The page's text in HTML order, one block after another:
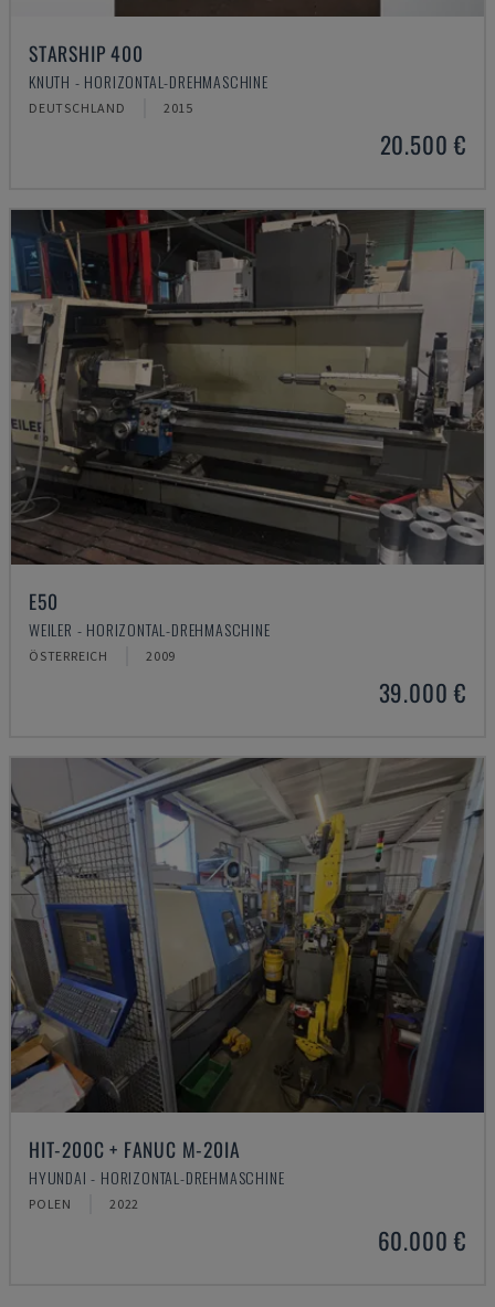
STARSHIP 400
KNUTH - HORIZONTAL-DREHMASCHINE
DEUTSCHLAND 2015
20.500 €
E50
WEILER - HORIZONTAL-DREHMASCHINE
ÖSTERREICH 2009
39.000 €
HIT-200C + FANUC M-20IA
HYUNDAI - HORIZONTAL-DREHMASCHINE
POLEN 2022
60.000 €